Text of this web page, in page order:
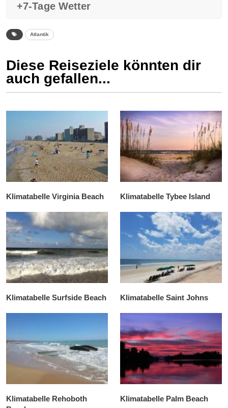
+7-Tage Wetter
Atlantik
Diese Reiseziele könnten dir
auch gefallen...
Klimatabelle Virginia Beach Klimatabelle Tybee Island
Klimatabelle Surfside Beach Klimatabelle Saint Johns
Klimatabelle Rehoboth
Klimatabelle Palm Beach